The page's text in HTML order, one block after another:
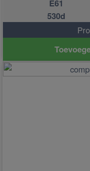
E61
530d